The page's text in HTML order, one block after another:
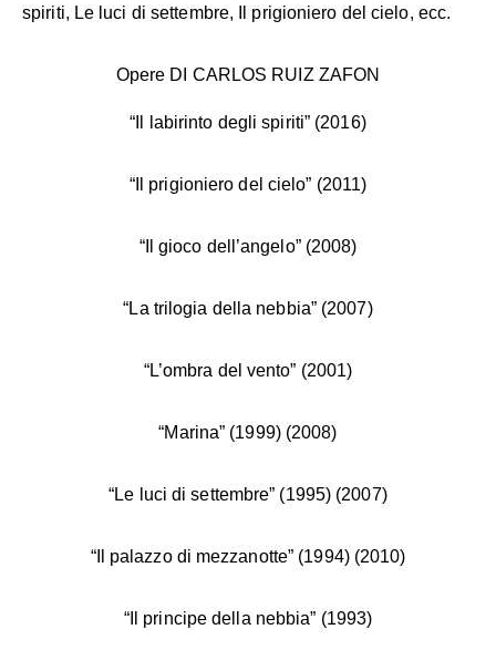
spiriti, Le luci di settembre, Il prigioniero del cielo, ecc.
Opere DI CARLOS RUIZ ZAFON
“Il labirinto degli spiriti” (2016)
“Il prigioniero del cielo” (2011)
“Il gioco dell’angelo” (2008)
“La trilogia della nebbia” (2007)
“L’ombra del vento” (2001)
“Marina” (1999) (2008)
“Le luci di settembre” (1995) (2007)
“Il palazzo di mezzanotte” (1994) (2010)
“Il principe della nebbia” (1993)